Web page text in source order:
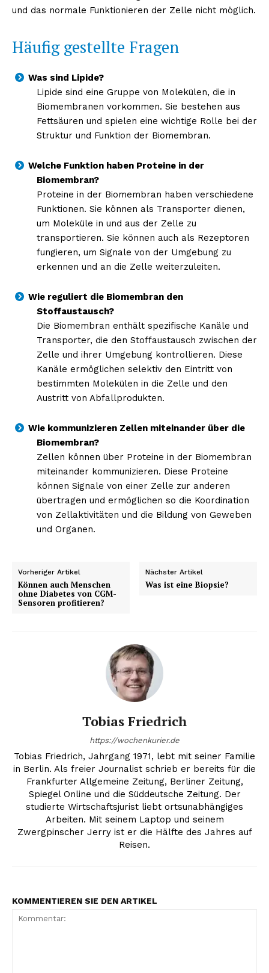
und das normale Funktionieren der Zelle nicht möglich.
Häufig gestellte Fragen
Was sind Lipide?
Lipide sind eine Gruppe von Molekülen, die in
Biomembranen vorkommen. Sie bestehen aus
Fettsäuren und spielen eine wichtige Rolle bei der
Struktur und Funktion der Biomembran.
Welche Funktion haben Proteine in der
Biomembran?
Proteine in der Biomembran haben verschiedene
Funktionen. Sie können als Transporter dienen,
um Moleküle in und aus der Zelle zu
transportieren. Sie können auch als Rezeptoren
fungieren, um Signale von der Umgebung zu
erkennen und an die Zelle weiterzuleiten.
Wie reguliert die Biomembran den
Stoffaustausch?
Die Biomembran enthält spezifische Kanäle und
Transporter, die den Stoffaustausch zwischen der
Zelle und ihrer Umgebung kontrollieren. Diese
Kanäle ermöglichen selektiv den Eintritt von
bestimmten Molekülen in die Zelle und den
Austritt von Abfallprodukten.
Wie kommunizieren Zellen miteinander über die
Biomembran?
Zellen können über Proteine in der Biomembran
miteinander kommunizieren. Diese Proteine
können Signale von einer Zelle zur anderen
übertragen und ermöglichen so die Koordination
von Zellaktivitäten und die Bildung von Geweben
und Organen.
Vorheriger Artikel
Können auch Menschen
ohne Diabetes von CGM-
Sensoren profitieren?
Nächster Artikel
Was ist eine Biopsie?
Tobias Friedrich
https://wochenkurier.de
Tobias Friedrich, Jahrgang 1971, lebt mit seiner Familie
in Berlin. Als freier Journalist schrieb er bereits für die
Frankfurter Allgemeine Zeitung, Berliner Zeitung,
Spiegel Online und die Süddeutsche Zeitung. Der
studierte Wirtschaftsjurist liebt ortsunabhängiges
Arbeiten. Mit seinem Laptop und seinem
Zwergpinscher Jerry ist er die Hälfte des Jahres auf
Reisen.
KOMMENTIEREN SIE DEN ARTIKEL